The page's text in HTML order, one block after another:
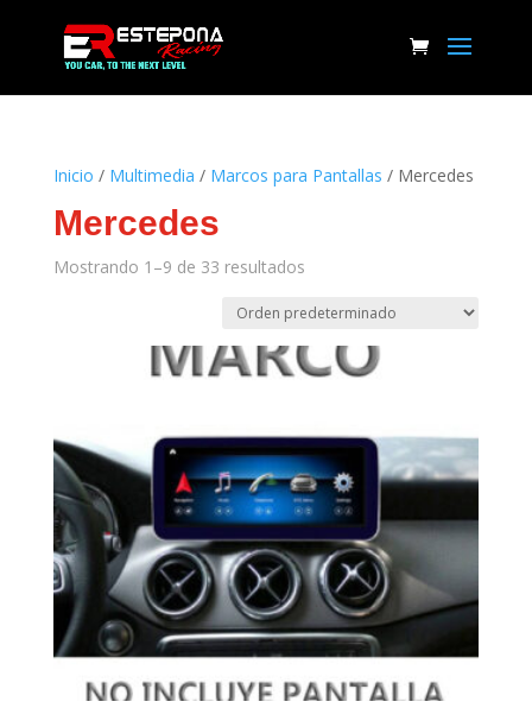
Inicio / Multimedia / Marcos para Pantallas / Mercedes
Mercedes
Mostrando 1–9 de 33 resultados